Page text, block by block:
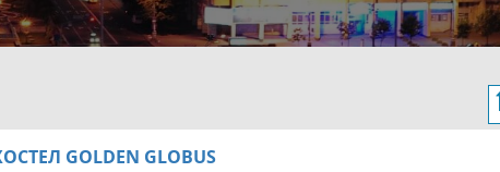
GOLDEN GLOBUS